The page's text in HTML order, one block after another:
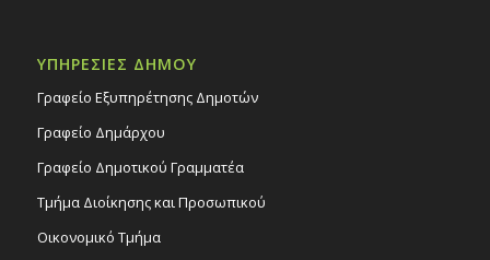
ΥΠΗΡΕΣΙΕΣ ΔΗΜΟΥ
Γραφείο Εξυπηρέτησης Δημοτών
Γραφείο Δημάρχου
Γραφείο Δημοτικού Γραμματέα
Τμήμα Διοίκησης και Προσωπικού
Οικονομικό Τμήμα